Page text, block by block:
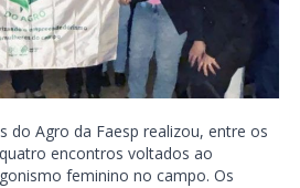
do Agro da Faesp realizou, entre os
encontros voltados ao
feminino no campo. Os